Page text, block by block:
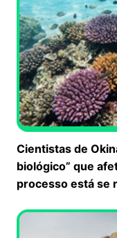
Cientistas de
biológico” que
processo está se